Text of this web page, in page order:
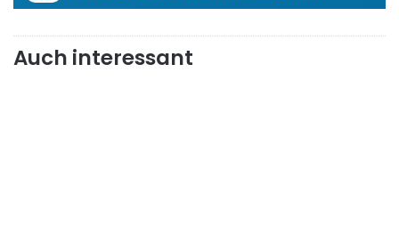
Auch interessant